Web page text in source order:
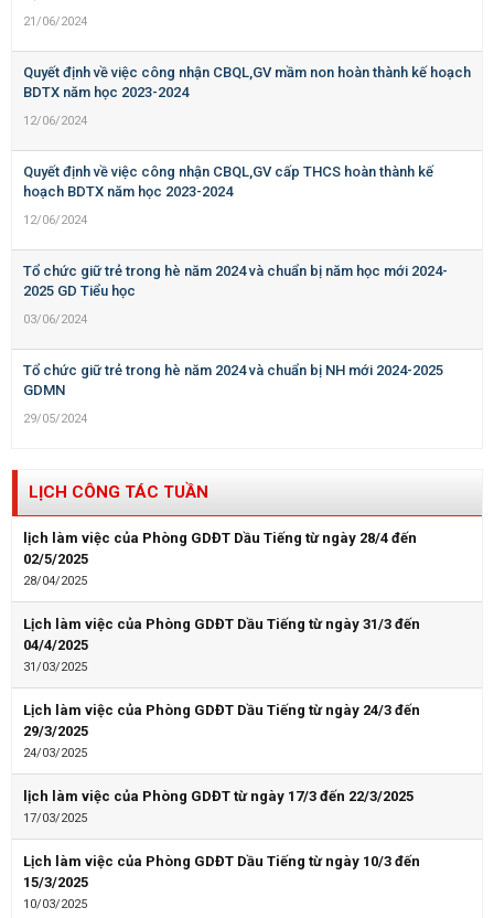
21/06/2024
Quyết định về việc công nhận CBQL,GV mầm non hoàn thành kế hoạch
BDTX năm học 2023-2024
12/06/2024
Quyết định về việc công nhận CBQL,GV cấp THCS hoàn thành kế
hoạch BDTX năm học 2023-2024
12/06/2024
Tổ chức giữ trẻ trong hè năm 2024 và chuẩn bị năm học mới 2024-
2025 GD Tiểu học
03/06/2024
Tổ chức giữ trẻ trong hè năm 2024 và chuẩn bị NH mới 2024-2025
GDMN
29/05/2024
LỊCH CÔNG TÁC TUẦN
lịch làm việc của Phòng GDĐT Dầu Tiếng từ ngày 28/4 đến
02/5/2025
28/04/2025
Lịch làm việc của Phòng GDĐT Dầu Tiếng từ ngày 31/3 đến
04/4/2025
31/03/2025
Lịch làm việc của Phòng GDĐT Dầu Tiếng từ ngày 24/3 đến
29/3/2025
24/03/2025
lịch làm việc của Phòng GDĐT từ ngày 17/3 đến 22/3/2025
17/03/2025
Lịch làm việc của Phòng GDĐT Dầu Tiếng từ ngày 10/3 đến
15/3/2025
10/03/2025